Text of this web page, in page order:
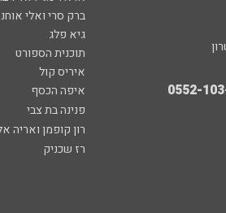
ברק סרי ואלי
גיא פלג
תוכנית הספורט
איריס קול
איפה הכסף
פנינה בת צבי
רון קופמן ואריה
רז שכניק